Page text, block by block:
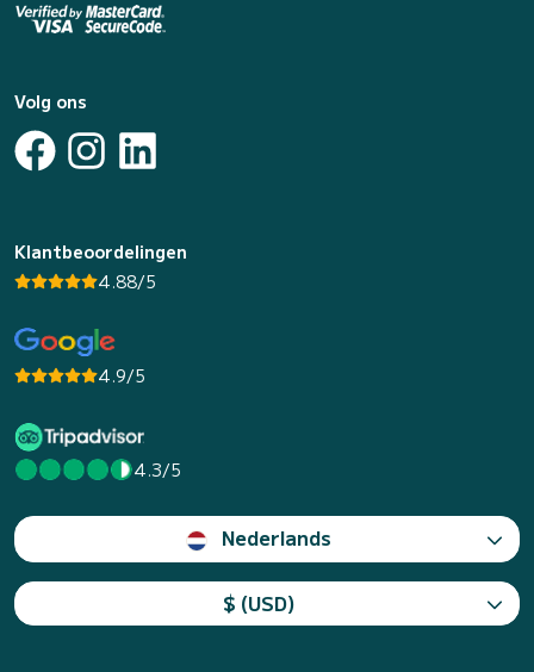
Volg ons
Klantbeoordelingen
4.88/5
4.9/5
4.3/5
Nederlands
$ (USD)